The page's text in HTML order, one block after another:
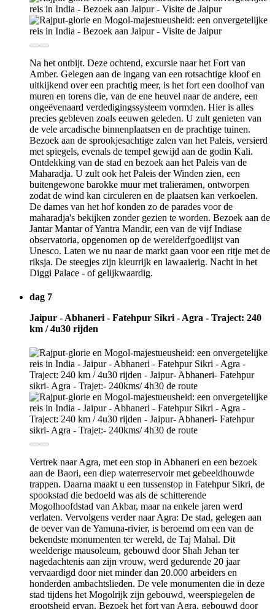
Na het ontbijt. Deze ochtend, excursie naar het Fort van
Amber. Gelegen aan de ingang van een rotsachtige kloof en
uitkijkend over een prachtig meer, is het fort een doolhof van
muren en torens die, van de ene heuvel naar de andere, een
ongeëvenaard verdedigingssysteem vormden. Hier is alles
precies gebleven zoals eeuwen geleden. U zult genieten van
de vele arcadische binnenplaatsen en de prachtige tuinen.
Bezoek aan de sprookjesachtige zalen van het Paleis, versierd
met spiegels, evenals de tempel gewijd aan de godin Kali.
Ontdekking van de stad en bezoek aan het Paleis van de
Maharadja. U zult ook het Paleis der Winden zien, een
buitengewone barokke muur met tralieramen, ontworpen
zodat de wind kan circuleren en de plaatsen kan verkoelen.
De dames van het hof konden zo de parades voor de
maharadja's bekijken zonder gezien te worden. Bezoek aan de
Jantar Mantar of Yantra Mandir, een van de vijf Indiase
observatoria, opgenomen op de werelderfgoedlijst van
Unesco. Laten we nu naar de markt gaan voor een ritje met de
riksja. De steegjes zijn kleurrijk en lawaaierig. Nacht in het
Diggi Palace - of gelijkwaardig.
dag 7
Jaipur - Abhaneri - Fatehpur Sikri - Agra - Traject: 240
km / 4u30 rijden
Vertrek naar Agra, met een stop in Abhaneri en een bezoek
aan de Baori, een diep waterreservoir met gebeeldhouwde
trappen. Daarna maakt u een tussenstop in Fatehpur Sikri, de
spookstad die bedoeld was als de schitterende
Mogolhoofdstad van Akbar, maar na enkele jaren werd
verlaten. Vervolgens verder naar Agra: De stad, gelegen aan
de oever van de Yamuna-rivier, is beroemd om een van de
bekendste monumenten ter wereld, de Taj Mahal. Dit
weelderige mausoleum, gebouwd door Shah Jehan ter
nagedachtenis aan zijn vrouw, werd gedurende 20 jaar
vervaardigd door niet minder dan 20.000 arbeiders en
honderden ambachtslieden. De vele monumenten die in deze
stad tijdens het Mogolrijk zijn gebouwd, weerspiegelen de
grootsheid ervan. Bezoek het fort van Agra, gebouwd door